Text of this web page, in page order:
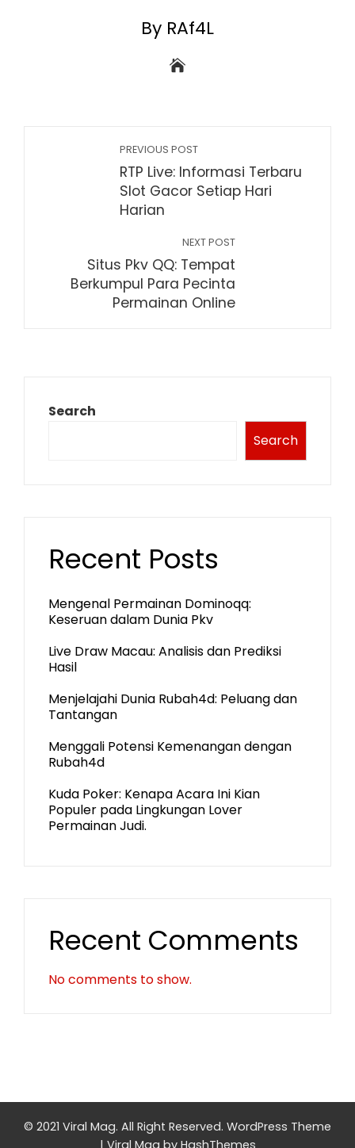
By RAf4L
PREVIOUS POST
RTP Live: Informasi Terbaru
Slot Gacor Setiap Hari
Harian
NEXT POST
Situs Pkv QQ: Tempat
Berkumpul Para Pecinta
Permainan Online
Search
Search
Recent Posts
Mengenal Permainan Dominoqq:
Keseruan dalam Dunia Pkv
Live Draw Macau: Analisis dan Prediksi
Hasil
Menjelajahi Dunia Rubah4d: Peluang dan
Tantangan
Menggali Potensi Kemenangan dengan
Rubah4d
Kuda Poker: Kenapa Acara Ini Kian
Populer pada Lingkungan Lover
Permainan Judi.
Recent Comments
No comments to show.
© 2021 Viral Mag. All Right Reserved. WordPress Theme
| Viral Mag by HashThemes